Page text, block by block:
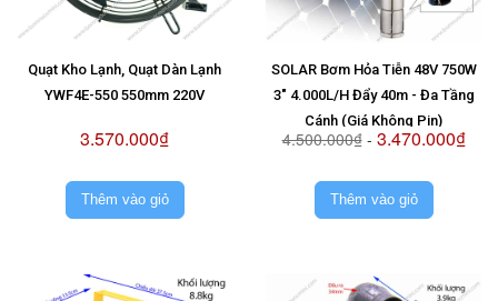
Quạt Kho Lạnh, Quạt Dàn Lạnh
YWF4E-550 550mm 220V
3.570.000₫
Thêm vào giỏ
SOLAR Bơm Hỏa Tiễn 48V 750W
3" 4.000L/H Đẩy 40m - Đa Tầng
Cánh (Giá Không Pin)
4.500.000₫- 3.470.000₫
Thêm vào giỏ